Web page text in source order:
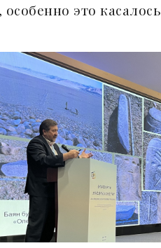
это касалось